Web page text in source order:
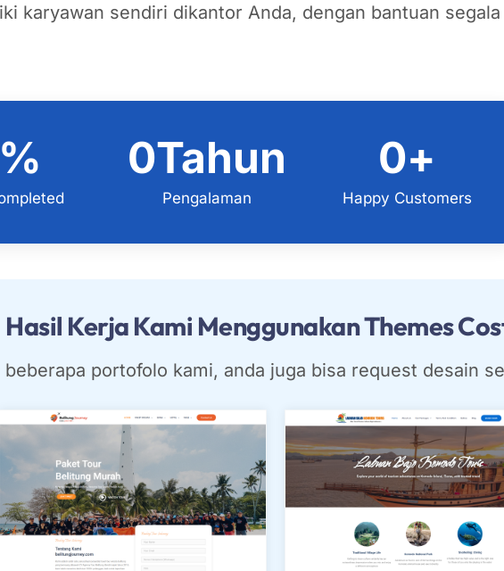
karyawan sendiri dikantor Anda, dengan bantuan
%
Pengalaman
0Tahun
Happy Customers
0+
Hasil Kerja Kami Menggunakan Themes
beberapa portofolo kami, anda juga bisa request desain